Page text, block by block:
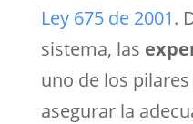
Ley 675 de 2001.
sistema, las
uno de los
asegurar la